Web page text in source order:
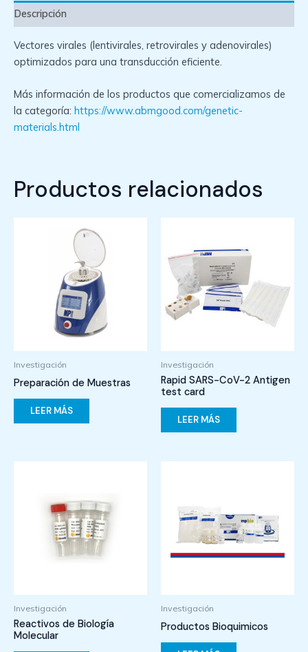
Descripción
Vectores virales (lentivirales, retrovirales y adenovirales)
optimizados para una transducción eficiente.
Más información de los productos que comercializamos de
la categoría: https://www.abmgood.com/genetic-
materials.html
Productos relacionados
Investigación
Preparación de Muestras
LEER MÁS
Investigación
Rapid SARS-CoV-2 Antigen
test card
LEER MÁS
Investigación
Reactivos de Biología
Molecular
Investigación
Productos Bioquimicos